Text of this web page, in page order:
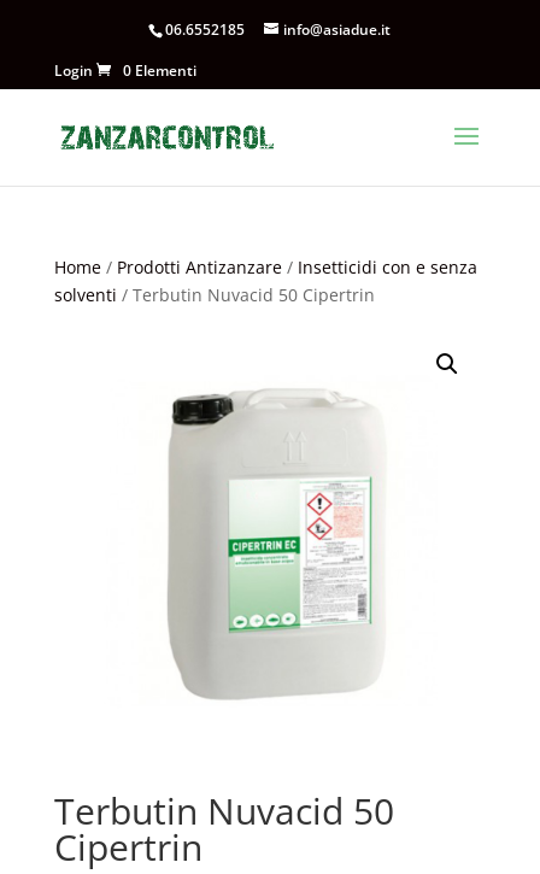
06.6552185
info@asiadue.it
Login
0 Elementi
Home/ Prodotti Antizanzare/ Insetticidi con e senza
solventi / Terbutin Nuvacid 50 Cipertrin
Terbutin Nuvacid 50
Cipertrin